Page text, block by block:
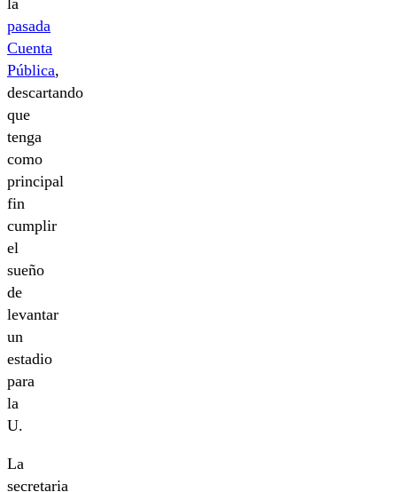
pasada
Cuenta
Pública,
descartando
que
tenga
como
principal
fin
cumplir
el
sueño
de
levantar
un
estadio
para
la
U.
La
secretaria